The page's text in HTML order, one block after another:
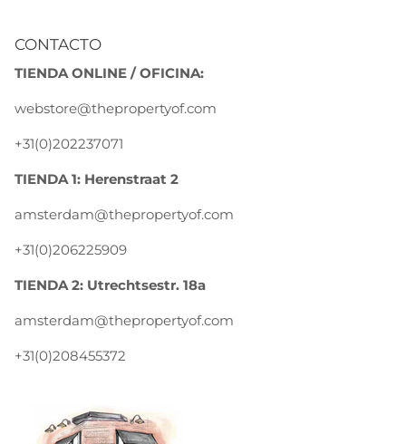
CONTACTO
TIENDA ONLINE / OFICINA:
webstore@thepropertyof.com
+31(0)202237071
TIENDA 1: Herenstraat 2
amsterdam@thepropertyof.com
+31(0)206225909
TIENDA 2: Utrechtsestr. 18a
amsterdam@thepropertyof.com
+31(0)208455372